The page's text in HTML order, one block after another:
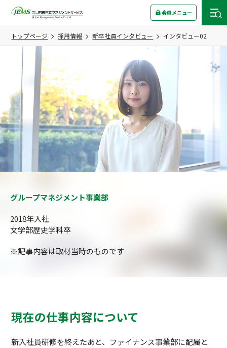
会員メニュー
トップページ 採用情報 新卒社員インタビュー インタビュー02
グループマネジメント事業部
2018年入社
文学部歴史学科卒
※記事内容は取材当時のものです
現在の仕事内容について
新入社員研修を終えたあと、ファイナンス事業部に配属と